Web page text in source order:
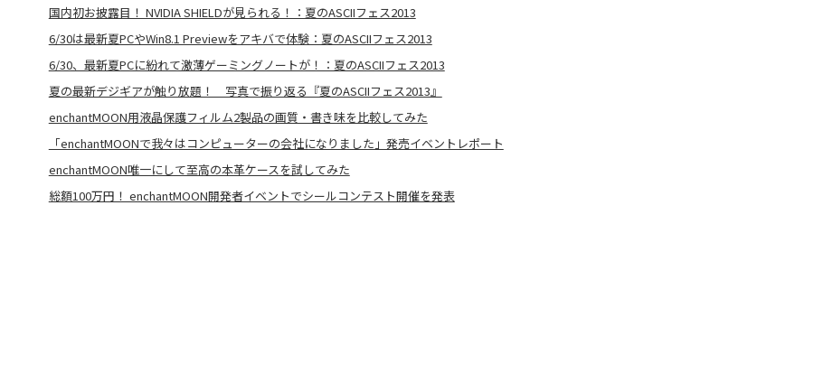
国内初お披露目！ NVIDIA SHIELDが見られる！：夏のASCIIフェス2013
6/30は最新夏PCやWin8.1 Previewをアキバで体験：夏のASCIIフェス2013
6/30、最新夏PCに紛れて激薄ゲーミングノートが！：夏のASCIIフェス2013
夏の最新デジギアが触り放題！ 写真で振り返る『夏のASCIIフェス2013』
enchantMOON用液晶保護フィルム2製品の画質・書き味を比較してみた
「enchantMOONで我々はコンピューターの会社になりました」発売イベントレポート
enchantMOON唯一にして至高の本革ケースを試してみた
総額100万円！ enchantMOON開発者イベントでシールコンテスト開催を発表